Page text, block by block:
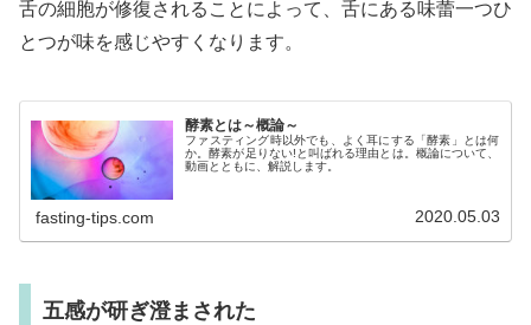
舌の細胞が修復されることによって、舌にある味蕾一つひ
とつが味を感じやすくなります。
酵素とは～概論～
ファスティング時以外でも、よく耳にする「酵素」とは何
か。酵素が足りない!と叫ばれる理由とは。概論について、
動画とともに、解説します。
fasting-tips.com 2020.05.03
五感が研ぎ澄まされた